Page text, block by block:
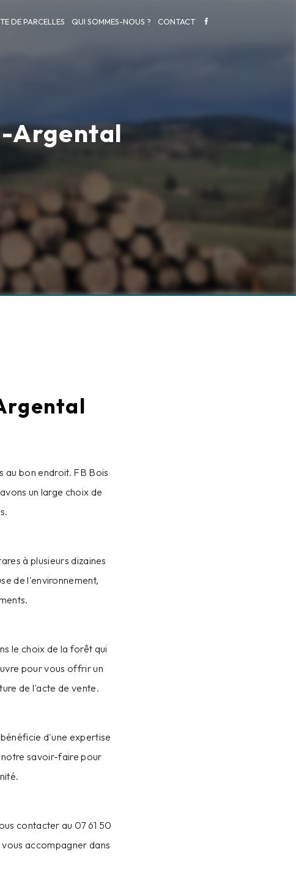
DE PARCELLES QUI SOMMES-NOUS ? CONTACT
Argental
au bon endroit. FB Bois
un large choix de
à plusieurs dizaines
de l'environnement,
le choix de la forêt qui
pour vous offrir un
de l'acte de vente.
d'une expertise
notre savoir-faire pour
contacter au 07 61 50
accompagner dans